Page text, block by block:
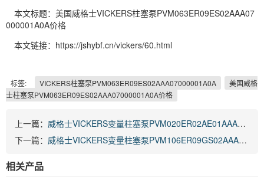
本文标题：美国威格士VICKERS柱塞泵PVM063ER09ES02AAA07
000001A0A价格
本文链接：https://jshybf.cn/vickers/60.html
标签: VICKERS柱塞泵PVM063ER09ES02AAA07000001A0A
美国威格
士柱塞泵PVM063ER09ES02AAA07000001A0A价格
上一篇： 威格士VICKERS变量柱塞泵PVM020ER02AE01AAA23000000A0A
下一篇： 威格士VICKERS变量柱塞泵PVM106ER09GS02AAA21000001A0A
相关产品